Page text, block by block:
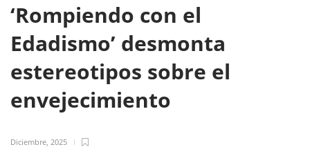
‘Rompiendo con el
Edadismo’ desmonta
estereotipos sobre el
envejecimiento
Diciembre, 2025